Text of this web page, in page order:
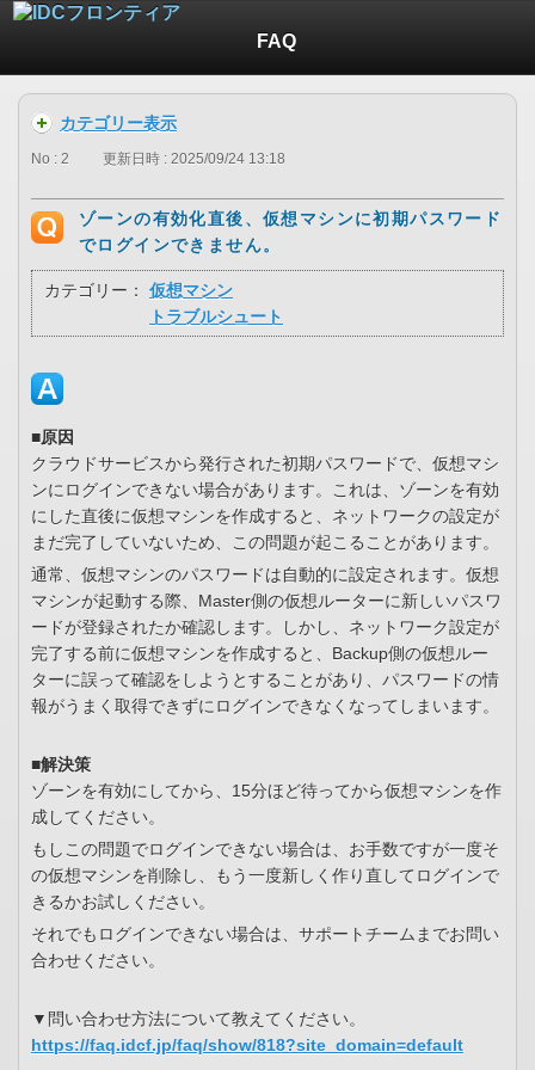
FAQ
カテゴリー表示
No : 2 更新日時 : 2025/09/24 13:18
ゾーンの有効化直後、仮想マシンに初期パスワード
でログインできません。
カテゴリー：
仮想マシン
トラブルシュート
■原因
クラウドサービスから発行された初期パスワードで、仮想マシ
ンにログインできない場合があります。これは、ゾーンを有効
にした直後に仮想マシンを作成すると、ネットワークの設定が
まだ完了していないため、この問題が起こることがあります。
通常、仮想マシンのパスワードは自動的に設定されます。仮想
マシンが起動する際、Master側の仮想ルーターに新しいパスワ
ードが登録されたか確認します。しかし、ネットワーク設定が
完了する前に仮想マシンを作成すると、Backup側の仮想ルー
ターに誤って確認をしようとすることがあり、パスワードの情
報がうまく取得できずにログインできなくなってしまいます。
■解決策
ゾーンを有効にしてから、15分ほど待ってから仮想マシンを作
成してください。
もしこの問題でログインできない場合は、お手数ですが一度そ
の仮想マシンを削除し、もう一度新しく作り直してログインで
きるかお試しください。
それでもログインできない場合は、サポートチームまでお問い
合わせください。
▼問い合わせ方法について教えてください。
https://faq.idcf.jp/faq/show/818?site_domain=default